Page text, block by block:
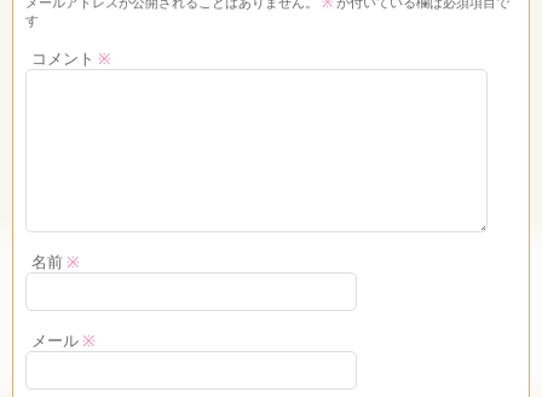
す
コメント ※
名前※
メール※